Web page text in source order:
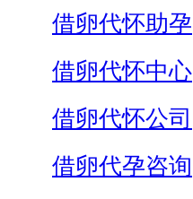
借卵代怀助孕
借卵代怀中心
借卵代怀公司
借卵代孕咨询